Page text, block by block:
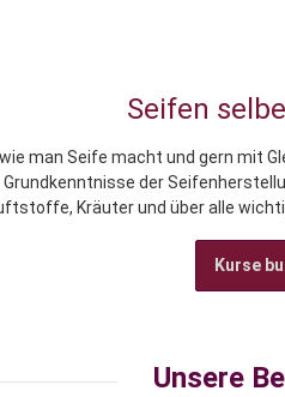
Seifen
man Seife macht und gern mit
der
Kräuter und über alle
Kurse
Unsere